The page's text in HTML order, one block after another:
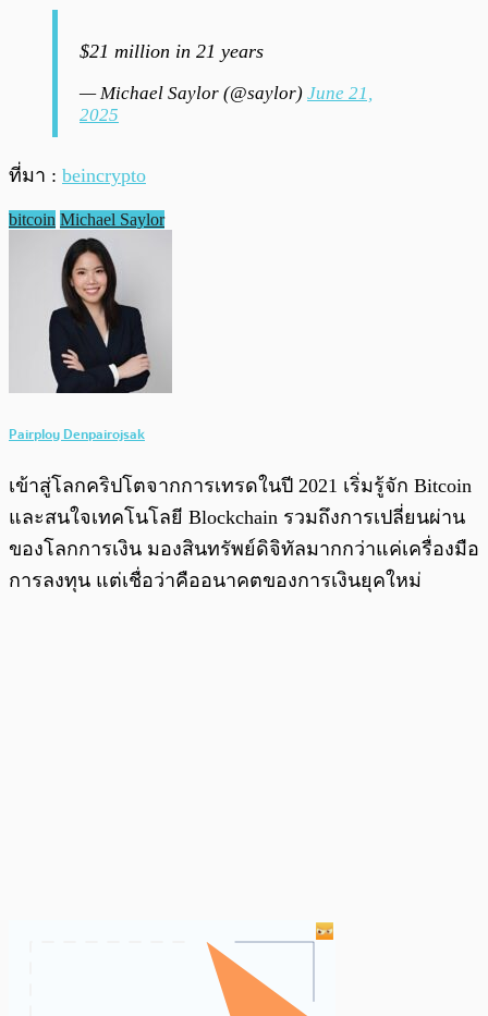
$21 million in 21 years
— Michael Saylor (@saylor) June 21,
2025
ที่มา : beincrypto
bitcoin Michael Saylor
Pairploy Denpairojsak
เข้าสู่โลกคริปโตจากการเทรดในปี 2021 เริ่มรู้จัก Bitcoin
และสนใจเทคโนโลยี Blockchain รวมถึงการเปลี่ยนผ่าน
ของโลกการเงิน มองสินทรัพย์ดิจิทัลมากกว่าแค่เครื่องมือ
การลงทุน แต่เชื่อว่าคืออนาคตของการเงินยุคใหม่